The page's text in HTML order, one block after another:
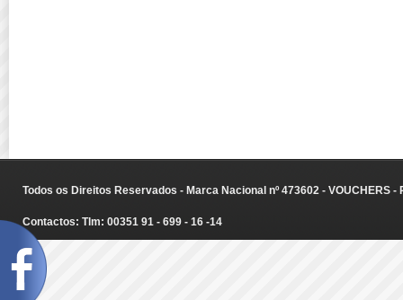
Todos os Direitos Reservados - Marca Nacional nº 473602 - VOUCHERS
Contactos: Tlm: 00351 91 - 699 - 16 -14